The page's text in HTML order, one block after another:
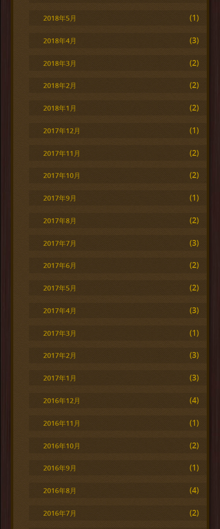
2018年5月 (1)
2018年4月 (3)
2018年3月 (2)
2018年2月 (2)
2018年1月 (2)
2017年12月 (1)
2017年11月 (2)
2017年10月 (2)
2017年9月 (1)
2017年8月 (2)
2017年7月 (3)
2017年6月 (2)
2017年5月 (2)
2017年4月 (3)
2017年3月 (1)
2017年2月 (3)
2017年1月 (3)
2016年12月 (4)
2016年11月 (1)
2016年10月 (2)
2016年9月 (1)
2016年8月 (4)
2016年7月 (2)